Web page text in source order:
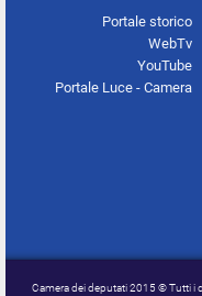
Portale storico
WebTv
YouTube
Portale Luce - Camera
Camera dei deputati 2015 © Tutti i